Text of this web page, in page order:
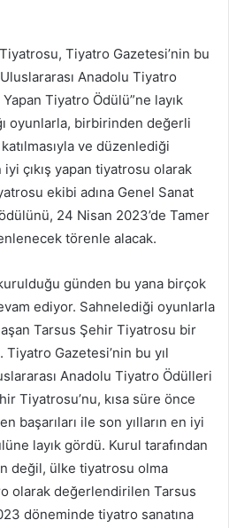
Tiyatro Gazetesi’nin bu
Anadolu Tiyatro
Yapan Tiyatro Ödülü”ne layık
oyunlarla, birbirinden değerli
ve düzenlediği
çıkış yapan tiyatrosu olarak
ekibi adına Genel Sanat
24 Nisan 2023’de Tamer
törenle alacak.
günden bu yana birçok
ediyor. Sahnelediği oyunlarla
Tarsus Şehir Tiyatrosu bir
Gazetesi’nin bu yıl
Anadolu Tiyatro Ödülleri
Tiyatrosu’nu, kısa süre önce
başarıları ile son yılların en iyi
layık gördü. Kurul tarafından
değil, ülke tiyatrosu olma
olarak değerlendirilen Tarsus
döneminde tiyatro sanatına